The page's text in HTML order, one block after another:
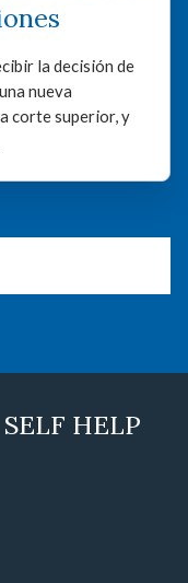
la decisión de
nueva
corte superior, y
HELP